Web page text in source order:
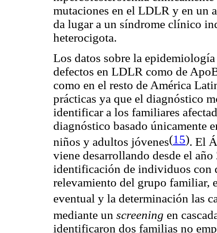
mutaciones en el LDLR y en un
da lugar a un síndrome clínico
heterocigota.
Los datos sobre la
defectos en LDLR como de
como en el resto de América
prácticas ya que el diagnóstico
identificar a los familiares
diagnóstico basado únicamente
niños y adultos jóvenes(15). El
viene desarrollando desde el
identificación de individuos con
relevamiento del grupo familiar,
eventual y la determinación las
mediante un screening en
identificaron dos familias no